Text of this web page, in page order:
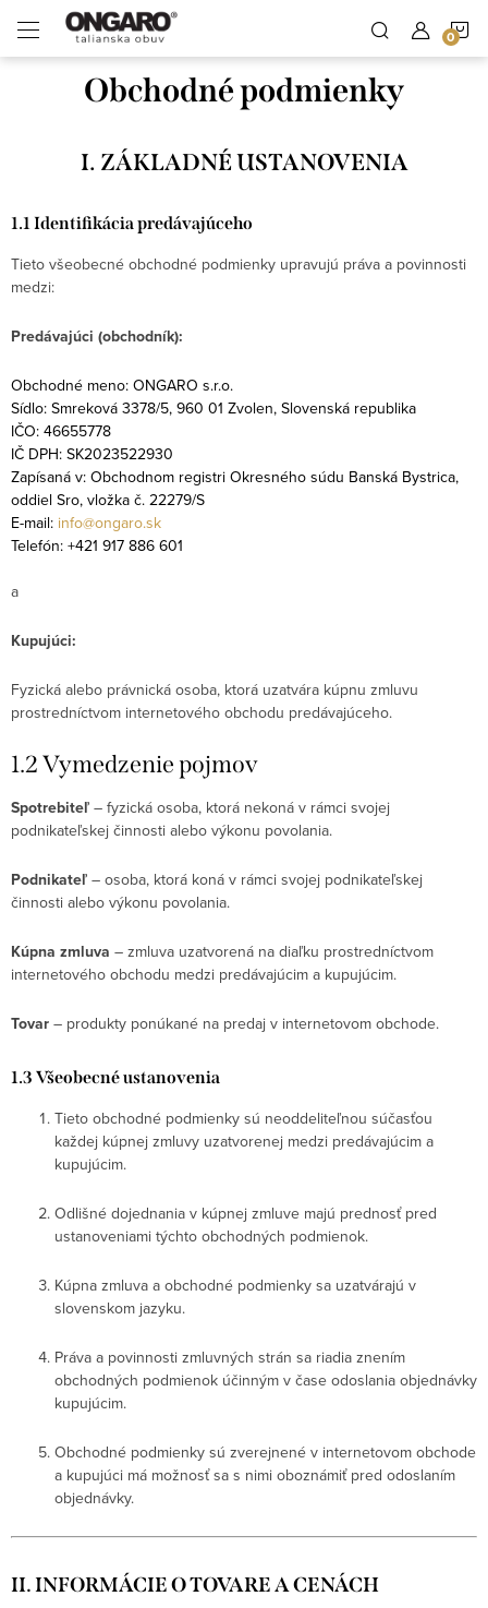
obsah
Domov
Obchodné podmienky
I. ZÁKLADNÉ USTANOVENIA
1.1 Identifikácia predávajúceho
Tieto všeobecné obchodné podmienky upravujú práva a povinnosti
medzi:
Predávajúci (obchodník):
Obchodné meno: ONGARO s.r.o.
Sídlo: Smreková 3378/5, 960 01 Zvolen, Slovenská republika
IČO: 46655778
IČ DPH: SK2023522930
Zapísaná v: Obchodnom registri Okresného súdu Banská Bystrica,
oddiel Sro, vložka č. 22279/S
E-mail: info@ongaro.sk
Telefón: +421 917 886 601
a
Kupujúci:
Fyzická alebo právnická osoba, ktorá uzatvára kúpnu zmluvu
prostredníctvom internetového obchodu predávajúceho.
1.2 Vymedzenie pojmov
Spotrebiteľ – fyzická osoba, ktorá nekoná v rámci svojej
podnikateľskej činnosti alebo výkonu povolania.
Podnikateľ – osoba, ktorá koná v rámci svojej podnikateľskej
činnosti alebo výkonu povolania.
Kúpna zmluva – zmluva uzatvorená na diaľku prostredníctvom
internetového obchodu medzi predávajúcim a kupujúcim.
Tovar – produkty ponúkané na predaj v internetovom obchode.
1.3 Všeobecné ustanovenia
Tieto obchodné podmienky sú neoddeliteľnou súčasťou
každej kúpnej zmluvy uzatvorenej medzi predávajúcim a
kupujúcim.
Odlišné dojednania v kúpnej zmluve majú prednosť pred
ustanoveniami týchto obchodných podmienok.
Kúpna zmluva a obchodné podmienky sa uzatvárajú v
slovenskom jazyku.
Práva a povinnosti zmluvných strán sa riadia znením
obchodných podmienok účinným v čase odoslania objednávky
kupujúcim.
Obchodné podmienky sú zverejnené v internetovom obchode
a kupujúci má možnosť sa s nimi oboznámiť pred odoslaním
objednávky.
II. INFORMÁCIE O TOVARE A CENÁCH